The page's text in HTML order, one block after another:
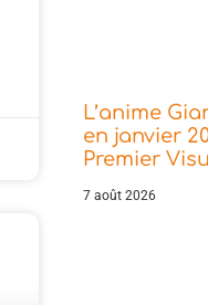
L’anime
en janvier
Premier
7 août 2026